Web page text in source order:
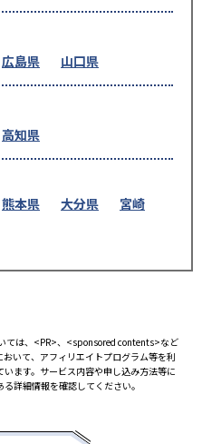
広島県 山口県
高知県
熊本県 大分県
宮崎
ては、<PR>、<sponsored contents>など
いて、アフィリエイトプログラム等を利
ます。サービス内容や申し込み方法等に
詳細情報を確認してください。